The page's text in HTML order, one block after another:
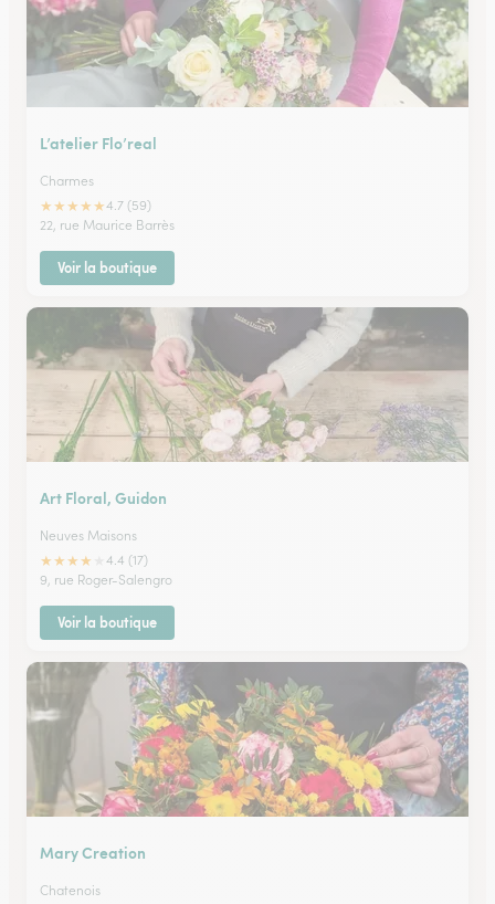
L’atelier Flo’real
Charmes
★★★★★4.7 (59)
22, rue Maurice Barrès
Voir la boutique
Art Floral, Guidon
Neuves Maisons
★★★★
4.4 (17)
9, rue Roger-Salengro
Voir la boutique
Mary Creation
Chatenois